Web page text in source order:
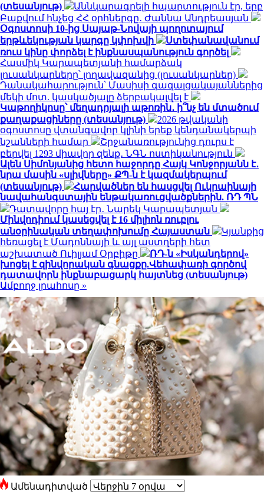
(տեսանյութ)
Աննկարագրելի հպարտություն էր, երբ
Բաքվում հնչեց ՀՀ օրհներգը․ Ժաննա Անդրեասյան
Օգոստոսի 10-ից Սայաթ-Նովայի պողոտայում
երթևեկության կարգը կփոխվի
Ստեփանավանում
ռուս կինը փորձել է ինքնասպանություն գործել
Հասմիկ Կարապետյանի համարձակ
լուսանկարները՝ լողավազանից (լուսանկարներ)
Դանակահարություն՝ Մասիսի գազալցակայաններից
մեկի մոտ. կասկածյալը ձերբակալվել է
Կաթողիկոսը՝ մեղադրյալի աթոռին․ ի՞նչ են մտածում
քաղաքացիները (տեսանյութ)
2026 թվականի
օգոստոսը վտանգավոր կլինի երեք կենդանակերպի
նշանների համար
Շրջանառությունից դուրս է
բերվել 1293 միավոր զենք․ ՆԳՆ ոստիկանություն
Ալեն Սիմոնյանից հետո հաջորդը Հայկ Կոնջորյանն է․
նրա մասին «սլիվները» ՔՊ-ն է կազմակերպում
(տեսանյութ)
Հարվածներ են հասցվել Ուկրաինայի
նավահանգստային ենթակառուցվածքներին. ՌԴ ՊՆ
Դատավորը հայ էր․ Նարեկ Կարապետյան
Մինվոդիում կասեցվել է 16 միլիոն ռուբլու
անօրինական տեղափոխումը Հայաստան
Կյանքից
հեռացել է Մադոննայի և այլ աստղերի հետ
աշխատած Ուիլյամ Օրբիթը
ՌԴ-ն «Իսկանդերով»
խոցել է զինվորական գնացքը.Վեհափառի գործով
դատավորն ինքնաբացարկ հայտնեց (տեսանյութ)
Ամբողջ լրահոսը »
Ամենադիտված